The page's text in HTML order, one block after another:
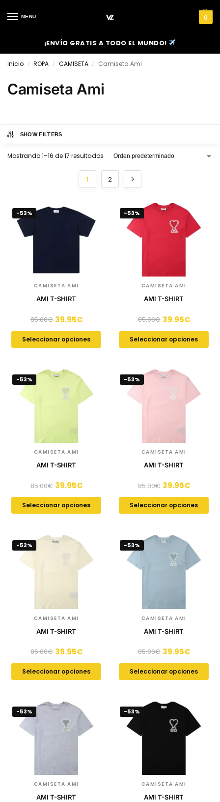
MENU 0
¡ENVÍO GRATIS A TODO EL MUNDO!
Inicio / ROPA / CAMISETA / Camiseta Ami
Camiseta Ami
SHOW FILTERS
Mostrando 1–16 de 17 resultados
1 2
-53%
CAMISETA AMI
AMI T-SHIRT
85.00€ 39.95€
Seleccionar opciones
-53%
CAMISETA AMI
AMI T-SHIRT
85.00€ 39.95€
Seleccionar opciones
-53%
CAMISETA AMI
AMI T-SHIRT
85.00€ 39.95€
Seleccionar opciones
-53%
CAMISETA AMI
AMI T-SHIRT
85.00€ 39.95€
Seleccionar opciones
-53%
CAMISETA AMI
AMI T-SHIRT
85.00€ 39.95€
Seleccionar opciones
-53%
CAMISETA AMI
AMI T-SHIRT
85.00€ 39.95€
Seleccionar opciones
-53%
CAMISETA AMI
AMI T-SHIRT
-53%
CAMISETA AMI
AMI T-SHIRT